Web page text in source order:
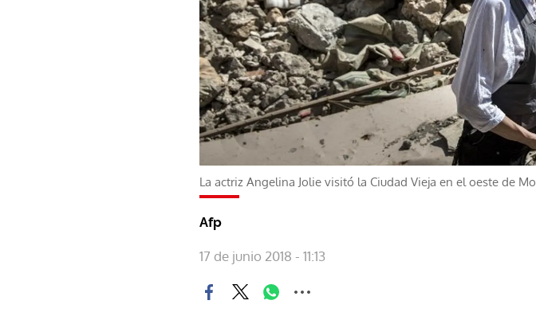
La actriz Angelina Jolie visitó la Ciudad Vieja en el oeste de
Afp
17 de junio 2018 - 11:13